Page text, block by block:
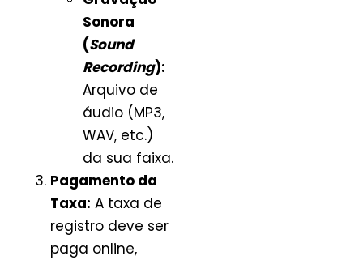
Sonora
(Sound
Recording):
Arquivo de
áudio (MP3,
WAV, etc.)
da sua faixa.
Pagamento da
Taxa: A taxa de
registro deve ser
paga online,